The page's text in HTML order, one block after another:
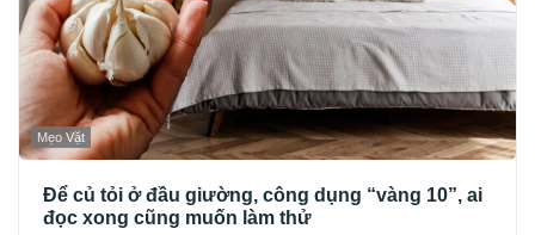
Mẹo Vặt
Để củ tỏi ở đầu giường, công dụng “vàng 10”, ai
đọc xong cũng muốn làm thử